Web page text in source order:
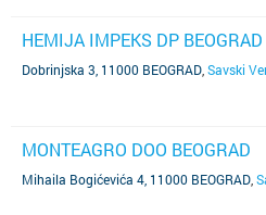
HEMIJA IMPEKS DP
Dobrinjska 3, 11000 BEOGRAD Savski
MONTEAGRO DOO BEOGRAD
Mihaila Bogićevića 4, 11000 BEOGRAD